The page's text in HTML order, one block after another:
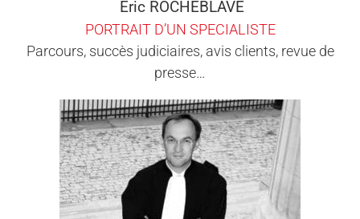
Eric ROCHEBLAVE
PORTRAIT D’UN SPECIALISTE
Parcours, succès judiciaires, avis clients, revue de
presse…